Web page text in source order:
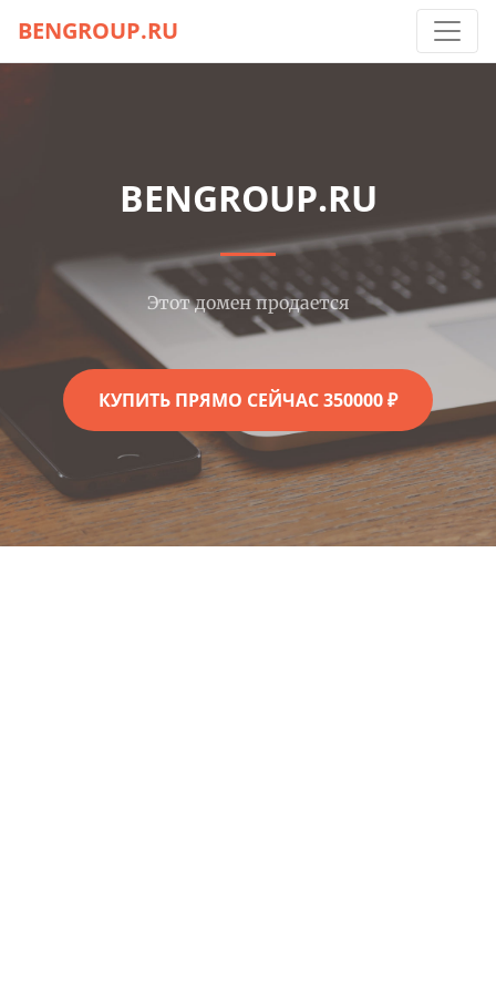
BENGROUP.RU
BENGROUP.RU
Этот домен продается
КУПИТЬ ПРЯМО СЕЙЧАС 350000 ₽